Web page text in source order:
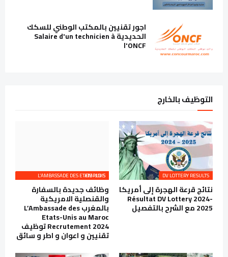
اجور تقنيين بالمكتب الوطني للسكك
الحديدية Salaire d'un technicien à
l'ONCF
التوظيف بالخارج
DV LOTTERY RESULTS
نتائج قرعة الهجرة إلى أمريكا
Résultat DV Lottery 2024-
2025 مع الشرح بالتفصيل
L’AMBASSADE DES ETATS-UNIS EMPLOIS
وظائف جديدة بالسفارة
والقنصلية الامريكية
بالمغرب L’Ambassade des
Etats-Unis au Maroc
Recrutement 2024 توظيف
تقنيين و اعوان و اطر و سائق